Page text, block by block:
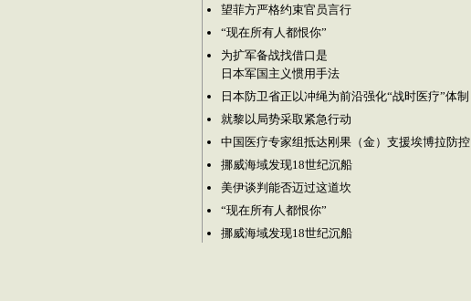
望菲方严格约束官员言行
“现在所有人都恨你”
为扩军备战找借口是
日本军国主义惯用手法
日本防卫省正以冲绳为前沿强化“战时医疗”体制
就黎以局势采取紧急行动
中国医疗专家组抵达刚果（金）支援埃博拉防控
挪威海域发现18世纪沉船
美伊谈判能否迈过这道坎
“现在所有人都恨你”
挪威海域发现18世纪沉船